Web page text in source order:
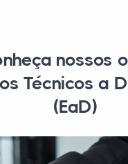
nossos
Técnicos a
(EaD)